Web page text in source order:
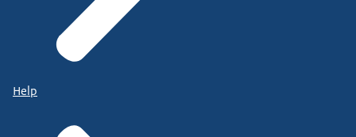
Help